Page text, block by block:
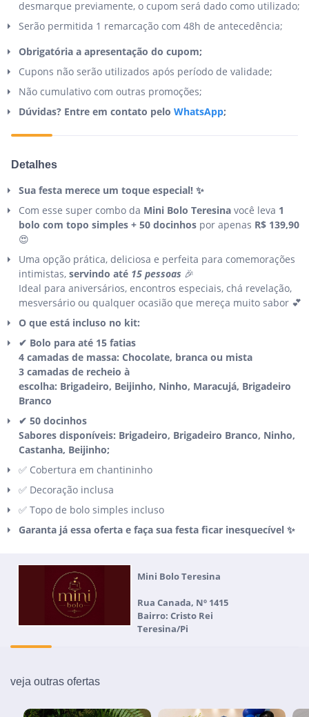
desmarque previamente, o cupom será dado como utilizado;
Serão permitida 1 remarcação com 48h de antecedência;
Obrigatória a apresentação do cupom;
Cupons não serão utilizados após período de validade;
Não cumulativo com outras promoções;
Dúvidas? Entre em contato pelo WhatsApp;
Detalhes
Sua festa merece um toque especial! ✨
Com esse super combo da Mini Bolo Teresina você leva 1
bolo com topo simples + 50 docinhos por apenas R$ 139,90
😍
Uma opção prática, deliciosa e perfeita para comemorações
intimistas, servindo até 15 pessoas 🎉
Ideal para aniversários, encontros especiais, chá revelação,
mesversário ou qualquer ocasião que mereça muito sabor 💕
O que está incluso no kit:
✔ Bolo para até 15 fatias
4 camadas de massa: Chocolate, branca ou mista
3 camadas de recheio à
escolha: Brigadeiro, Beijinho, Ninho, Maracujá, Brigadeiro
Branco
✔ 50 docinhos
Sabores disponíveis: Brigadeiro, Brigadeiro Branco, Ninho,
Castanha, Beijinho;
✅ Cobertura em chantininho
✅ Decoração inclusa
✅ Topo de bolo simples incluso
Garanta já essa oferta e faça sua festa ficar inesquecível ✨
Mini Bolo Teresina
Rua Canada, Nº 1415
Bairro: Cristo Rei
Teresina/Pi
veja outras ofertas